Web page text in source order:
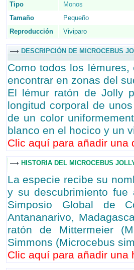
Tipo
Monos
Tamaño
Pequeño
Reproducción
Viviparo
DESCRIPCIÓN DE MICROCEBUS
Como todos los
encontrar en zonas del
El lémur ratón de Jolly
longitud corporal de
de un color
blanco en el hocico y un
Clic aquí para añadir una
HISTORIA DEL MICROCEBUS
La especie recibe su
y su descubrimiento
Simposio Global de
Antananarivo,
ratón de Mittermeier
Simmons (Microcebus
Clic aquí para añadir una